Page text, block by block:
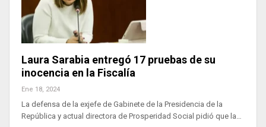
Laura Sarabia entregó 17 pruebas de su
inocencia en la Fiscalía
Ene 18, 2024
La defensa de la exjefe de Gabinete de la Presidencia de la
República y actual directora de Prosperidad Social pidió que la…